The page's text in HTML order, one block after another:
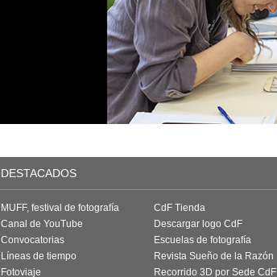
DESTACADOS
MUFF, festival de fotografía
Canal de YouTube
Convocatorias
Líneas de tiempo
Fotoviaje
CdF Tienda
Descargar logo CdF
Escuelas de fotografía
Revista Sueño de la Razón
Recorrido 3D por Sede CdF